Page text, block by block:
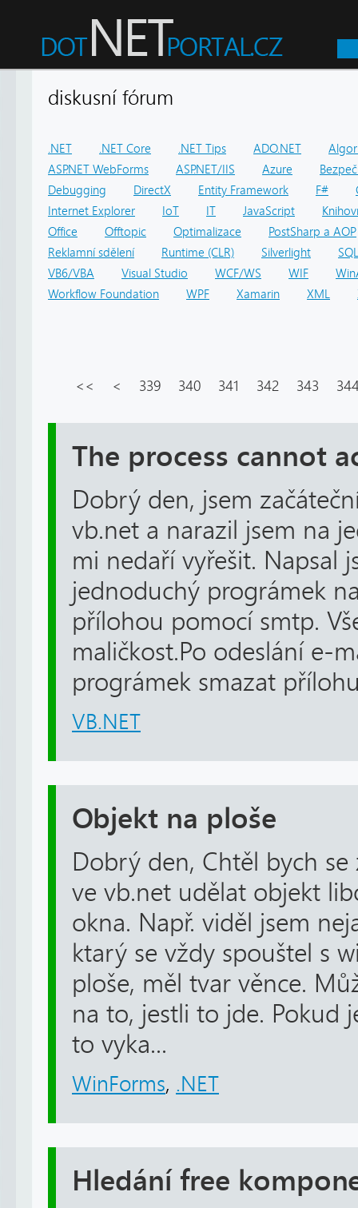
diskusní fórum
.NET .NET Core .NET Tips ADO.NET
ASP.NET WebForms
ASP.NET/IIS Azure
Debugging
DirectX Entity Framework F#
Internet Explorer
IoT IT JavaScript
Office
Offtopic Optimalizace
PostSharp a AOP
Reklamní sdělení
Runtime (CLR) Silverlight
SQL
VB6/VBA
Visual Studio WCF/WS WIF
Workflow Foundation
WPF Xamarin XML
<< < 339 340 341 342 343
The process cannot
Dobrý den, jsem
vb.net a narazil jsem na
mi nedaří vyřešit. Napsal
jednoduchý prográmek
přílohou pomocí smtp.
maličkost.Po odeslání e-
prográmek smazat
VB.NET
Objekt na ploše
Dobrý den, Chtěl bych
ve vb.net udělat objekt
okna. Např. viděl jsem
ktarý se vždy spouštel s
ploše, měl tvar věnce.
na to, jestli to jde. Pokud
to vyka...
WinForms, .NET
Hledání free